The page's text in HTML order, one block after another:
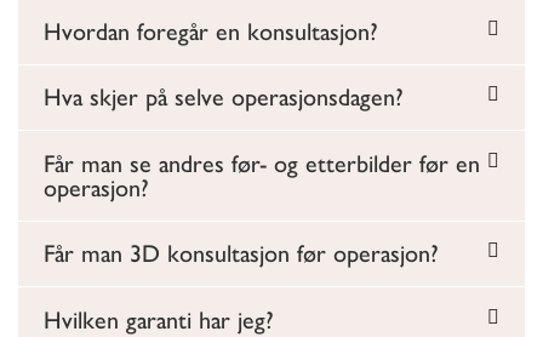
Hvordan foregår en konsultasjon?
Hva skjer på selve operasjonsdagen?
Får man se andres før- og etterbilder før en
operasjon?
Får man 3D konsultasjon før operasjon?
Hvilken garanti har jeg?